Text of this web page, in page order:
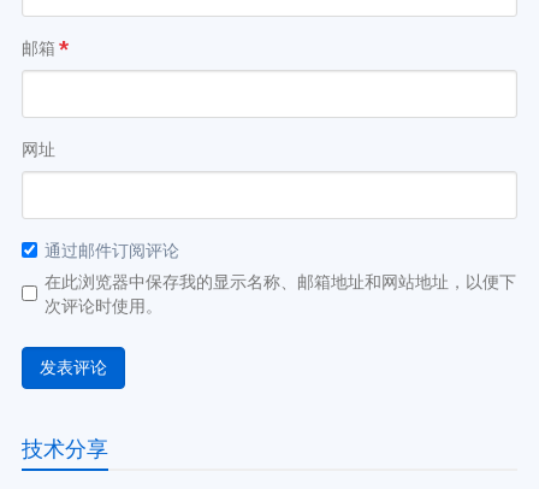
邮箱 *
网址
通过邮件订阅评论
在此浏览器中保存我的显示名称、邮箱地址和网站地址，以便下
次评论时使用。
技术分享